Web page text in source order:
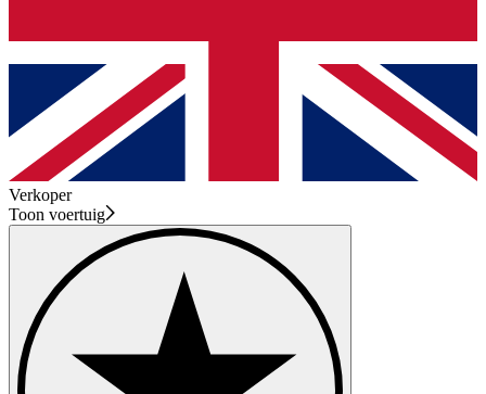
Verkoper
Toon voertuig